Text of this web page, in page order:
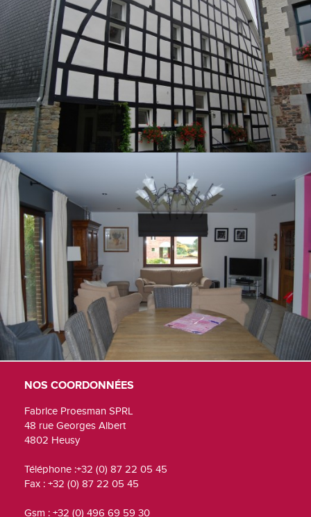
NOS COORDONNÉES
Fabrice Proesman SPRL
48 rue Georges Albert
4802 Heusy
Téléphone :+32 (0) 87 22 05 45
Fax : +32 (0) 87 22 05 45
Gsm : +32 (0) 496 69 59 30